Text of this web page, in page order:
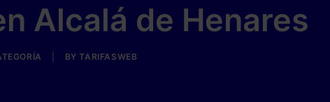
Alcalá de Henares
BYTARIFASWEB